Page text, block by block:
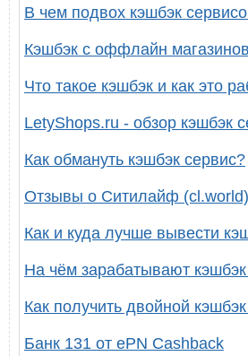
В чем подвох кэшбэк
Кэшбэк с оффлайн
Что такое кэшбэк и как это
LetyShops.ru - обзор кэшбэк
Как обмануть кэшбэк сервис?
Отзывы о Ситилайф (cl.world)
Как и куда лучше вывести
На чём зарабатывают
Как получить двойной
Банк 131 от ePN Cashback